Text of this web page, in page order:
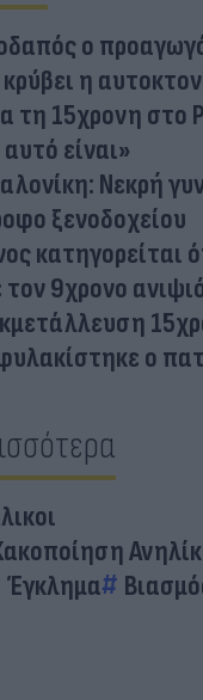
ο
η
τη 15χρονη στο
είναι»
Νεκρή
ξενοδοχείου
κατηγορείται
9χρονο
ο
Έγκλημα